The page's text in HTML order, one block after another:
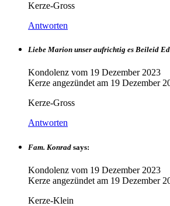
Kerze-Gross
Antworten
Liebe Marion unser aufrichtig es Beileid
Kondolenz vom 19 Dezember 2023
Kerze angezündet am 19 Dezember
Kerze-Gross
Antworten
Fam. Konrad says:
Kondolenz vom 19 Dezember 2023
Kerze angezündet am 19 Dezember
Kerze-Klein